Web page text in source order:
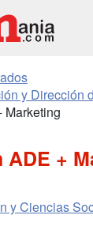
y Dirección
Marketing
ADE +
y Ciencias